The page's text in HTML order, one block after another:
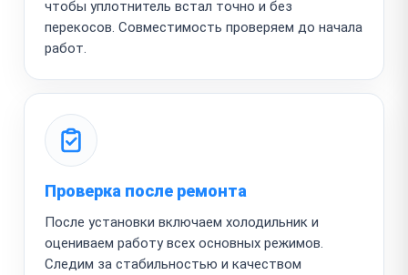
чтобы уплотнитель встал точно и без
перекосов. Совместимость проверяем до начала
работ.
Проверка после ремонта
После установки включаем холодильник и
оцениваем работу всех основных режимов.
Следим за стабильностью и качеством